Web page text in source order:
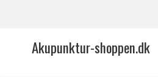
Akupunktur-shoppen.dk